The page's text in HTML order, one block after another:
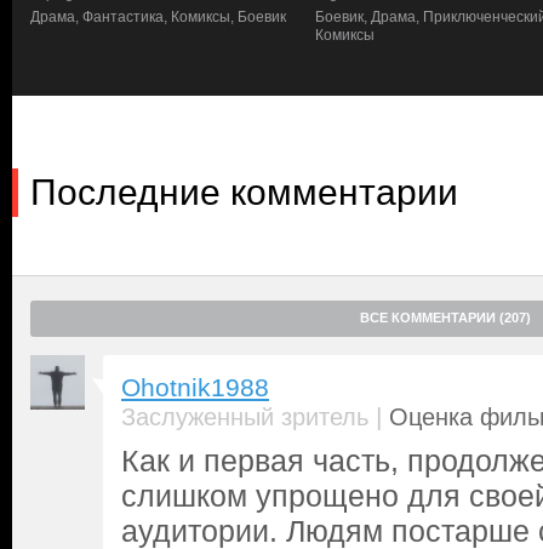
Калипсо (Люси Лью) и Антея (Рэйчел Зеглер). Древние
вернуть себе его силы, которыми как раз владеет Семья
Драма, Фантастика, Комиксы, Боевик
Боевик, Драма,
Комиксы
Последние комментарии
ВСЕ КОММЕНТАРИИ (207)
Ohotnik1988
Заслуженный зритель | Оценка
Как и первая часть,
слишком упрощено для
аудитории. Людям постарше